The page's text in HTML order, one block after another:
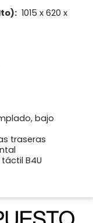
1015 x 620 x
bajo
traseras
B4U